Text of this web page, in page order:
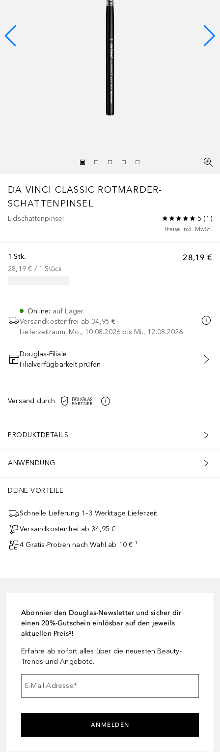
DA VINCI CLASSIC ROTMARDER-
SCHATTENPINSEL
Lidschattenpinsel 5 (1 )
Preise inkl. MwSt.
28,19 €
1 Stk.
28,19 € / 1 Stück
Online: auf Lager
Versandkostenfrei ab 34,95 €
Lieferzeitraum: Mo., 10.08.2026 bis Mi., 12.08.2026
IN DEN WARENKORB
Douglas-Filiale
Filialverfügbarkeit prüfen
Versand durch
PRODUKTDETAILS
ANWENDUNG
DEINE VORTEILE
Schnelle Lieferung 1–3 Werktage Lieferzeit
Versandkostenfrei ab 34,95 €
4 Gratis-Proben nach Wahl ab 10 € ¹
Abonnier den Douglas-Newsletter und sicher dir
einen 20%-Gutschein einlösbar auf den jeweils
aktuellen Preis²!
Erfahre ab sofort alles über die neuesten Beauty-
Trends und Angebote.
E-Mail-Adresse*
ANMELDEN